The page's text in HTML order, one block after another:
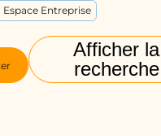
Afficher la
recherche
Espace Entreprise